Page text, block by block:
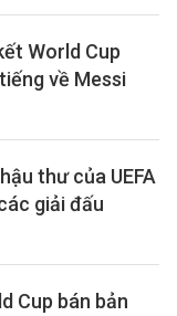
World Cup
về Messi
thư của UEFA
giải đấu
Cup bán bản